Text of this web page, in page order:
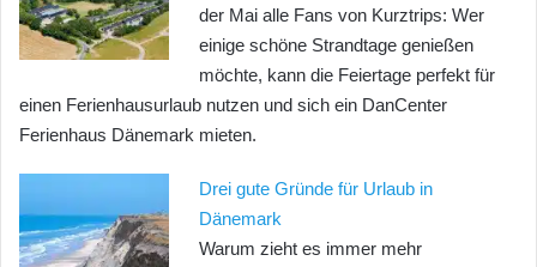
der Mai alle Fans von Kurztrips: Wer
einige schöne Strandtage genießen
möchte, kann die Feiertage perfekt für
einen Ferienhausurlaub nutzen und sich ein DanCenter
Ferienhaus Dänemark mieten.
Drei gute Gründe für Urlaub in
Dänemark
Warum zieht es immer mehr